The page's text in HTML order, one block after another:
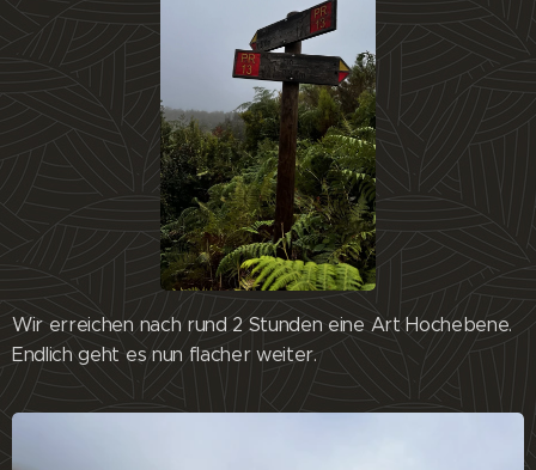
Wir erreichen nach rund 2 Stunden eine Art Hochebene.
Endlich geht es nun flacher weiter.